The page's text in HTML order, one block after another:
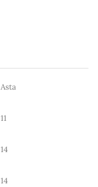
Asta
11
14
14